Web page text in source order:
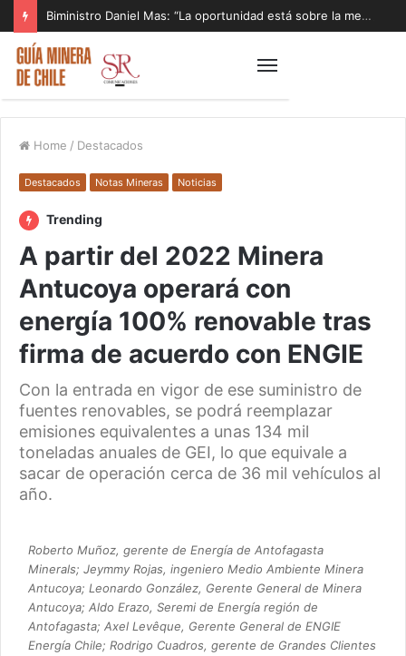
Biministro Daniel Mas: “La oportunidad está sobre la mesa y tenemos que aprovecharla”
Home / Destacados
Destacados Notas Mineras Noticias
Trending
A partir del 2022 Minera
Antucoya operará con
energía 100% renovable tras
firma de acuerdo con ENGIE
Con la entrada en vigor de ese suministro de
fuentes renovables, se podrá reemplazar
emisiones equivalentes a unas 134 mil
toneladas anuales de GEI, lo que equivale a
sacar de operación cerca de 36 mil vehículos al
año.
Roberto Muñoz, gerente de Energía de Antofagasta
Minerals; Jeymmy Rojas, ingeniero Medio Ambiente Minera
Antucoya; Leonardo González, Gerente General de Minera
Antucoya; Aldo Erazo, Seremi de Energía región de
Antofagasta; Axel Levêque, Gerente General de ENGIE
Energía Chile; Rodrigo Cuadros, gerente de Grandes Clientes